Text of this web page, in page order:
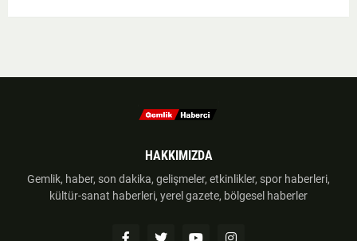
HAKKIMIZDA
Gemlik, haber, son dakika, gelişmeler, etkinlikler, spor haberleri,
kültür-sanat haberleri, yerel gazete, bölgesel haberler